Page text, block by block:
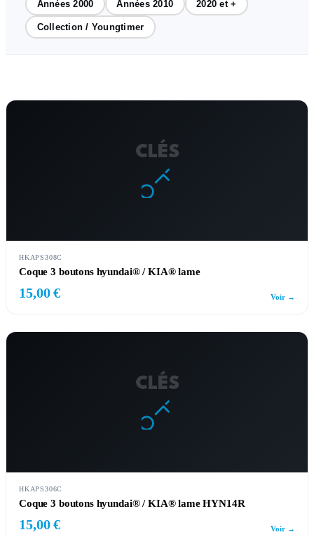
Années 2000 Années 2010 2020 et +
Collection / Youngtimer
CLÉS
HKAPS308C
Coque 3 boutons hyundai® / KIA® lame
15,00 € Voir →
CLÉS
HKAPS306C
Coque 3 boutons hyundai® / KIA® lame HYN14R
15,00 € Voir →